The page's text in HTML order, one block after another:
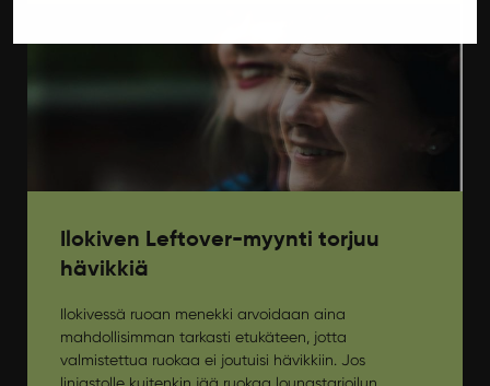
Ilokiven Leftover-myynti torjuu
hävikkiä
Ilokivessä ruoan menekki arvoidaan aina
mahdollisimman tarkasti etukäteen, jotta
valmistettua ruokaa ei joutuisi hävikkiin. Jos